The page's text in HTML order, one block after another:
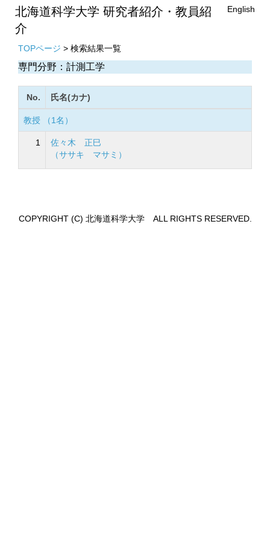
北海道科学大学 研究者紹介・教員紹
介
English
TOPページ > 検索結果一覧
専門分野：計測工学
No. 氏名(カナ)
教授 （1名）
1
佐々木 正巳
（ササキ マサミ）
COPYRIGHT (C) 北海道科学大学 ALL RIGHTS RESERVED.